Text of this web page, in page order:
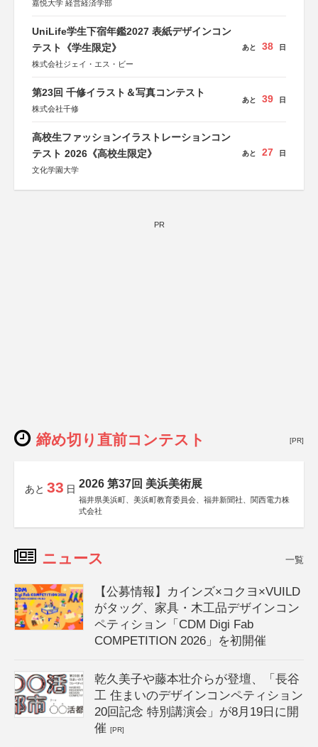
嘉悦大学 経営経済学部
UniLife学生下宿年鑑2027 表紙デザインコン
テスト《学生限定》
株式会社ジェイ・エス・ビー
あと 38 日
第23回 千修イラスト＆写真コンテスト
株式会社千修
あと 39 日
高校生ファッションイラストレーションコン
テスト 2026《高校生限定》
文化学園大学
あと 27 日
PR
締め切り直前コンテスト [PR]
あと 33 日 2026 第37回 美浜美術展
福井県美浜町、美浜町教育委員会、福井新聞社、関西電力株
式会社
ニュース 一覧
【公募情報】カインズ×コクヨ×VUILD
がタッグ、家具・木工品デザインコン
ペティション「CDM Digi Fab
COMPETITION 2026」を初開催
乾久美子や藤本壮介らが登壇、「長谷
工 住まいのデザインコンペティション
20回記念 特別講演会」が8月19日に開
催[PR]